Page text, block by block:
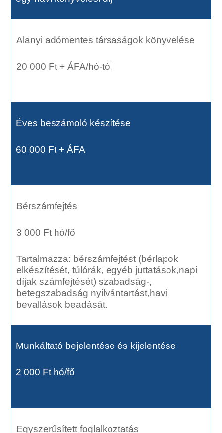
Alanyi adómentes társaságok könyvelése
20 000 Ft + ÁFA/hó-tól
Éves beszámoló készítése
60 000 Ft + ÁFA
Bérszámfejtés
3 000 Ft hó/fő
Tartalmazza: bérszámfejtést (bérlapok
elkészítését, túlórák, egyéb juttatások,napi
díjak számfejtését) szabadság-,
betegszabadság nyilvántartást,havi
bevallások beadását.
Munkáltató bejelentése és kijelentése
2 000 Ft hó/fő
Egyszerűsített foglalkoztatás